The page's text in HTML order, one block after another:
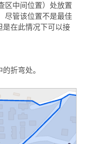
区中间位置）处放置
尽管该位置不是最佳
是在此情况下可以接
折弯处。